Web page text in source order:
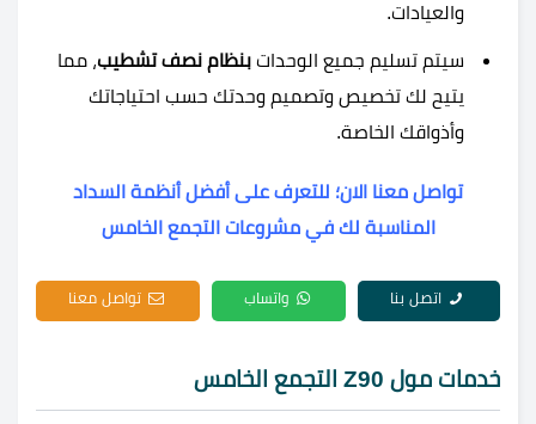
والعيادات.
سيتم تسليم جميع الوحدات بنظام نصف تشطيب، مما
يتيح لك تخصيص وتصميم وحدتك حسب احتياجاتك
وأذواقك الخاصة.
تواصل معنا الان؛ للتعرف على أفضل أنظمة السداد
المناسبة لك في مشروعات التجمع الخامس
اتصل بنا واتساب تواصل معنا
خدمات مول Z90 التجمع الخامس